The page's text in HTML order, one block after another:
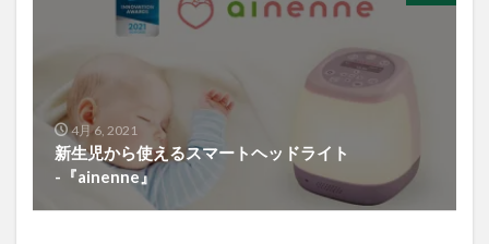
4月 6, 2021
新生児から使えるスマートヘッドライト
-『ainenne』